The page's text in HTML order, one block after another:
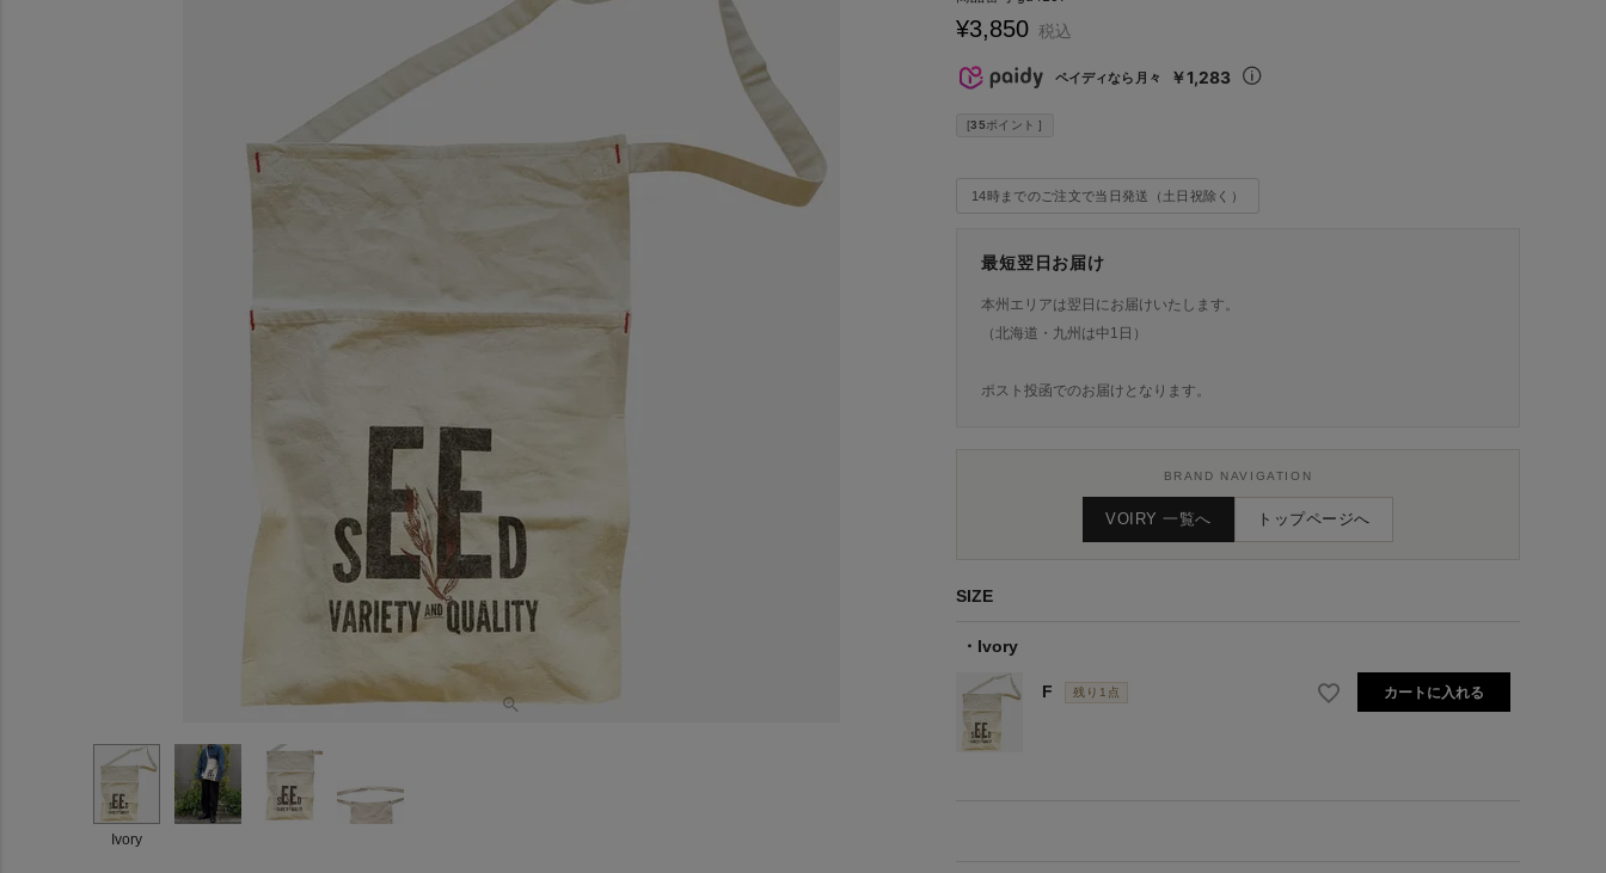
Ivory
¥3,850 税込
ペイディなら月々 ￥1,283
[35ポイント ]
14時までのご注文で当日発送（土日祝除く）
最短翌日お届け
本州エリアは翌日にお届けいたします。
（北海道・九州は中1日）
ポスト投函でのお届けとなります。
BRAND NAVIGATION
VOIRY 一覧へ トップページへ
SIZE
Ivory
F 残り1点 カートに入れる